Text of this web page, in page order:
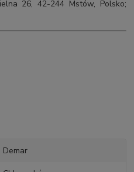
26, 42-244 Mstów, Polsko;
Demar